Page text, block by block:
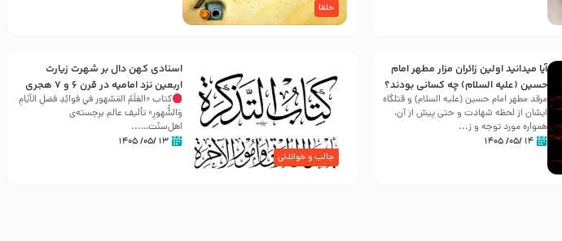
خلفا
آیا میدانید اولین زائران مزار مطهر امام
حسین (علیه السلام) چه کسانی بودند؟
مرقد مطهر امام حسین (علیه السلام) و قتلگاه
ایشان از لحظه شهادت و حتی پیش از آن،
همواره مورد توجه و ز...
۱۴ /۰۵/ ۱۴۰۵
جالب و خواندنی
اسنادی کهن دال بر شهرت زیارت
اربعین نزد امامیه در قرن ۶ و ۷ هجری
کتاب «العَلَمُ المَشهور في فَوائِدِ فَضلِ الأيّامِ
وَالشُّهورِ» تألیف عالم برجسته‌ی
اهل‌سنّت…...
۱۳ /۰۵/ ۱۴۰۵